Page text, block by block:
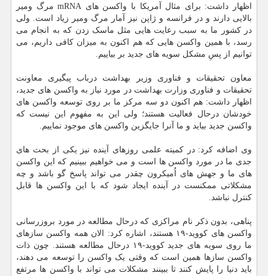
اظهار داشت: برای مثال آمریکا با واکسن های mRNA مرگ ومیر
بالایی دارند و در فرانسه و ژاپن نیز آمار مرگ ومیر زیاد است. ولی
در کشور ما به سبب رعایت هایی مثل ماسک زدن که به انجام می
رسد، با همین واکسن هایی که هم اکنون به میزان کافی داریم، می
توانیم از پسِ مشکل سویه های جدید بر بیاییم.
معاون تحقیقات و فناوری وزیر بهداشت درباب پیگیری معاونت
تحقیقات و فناوری وزارت بهداشت در مورد نیاز به واکسن های جدید،
اظهار داشت: هم اکنون دو سه مرکز ما بر روی توسعه واکسن های
خودشان درحال فعالیت هستند؛ ولی این به مفهوم این نیست که
واکسن جدید بیاید و ما آنرا جایگزین واکسن های موجود نماییم.
وی اضافه کرد: در کمیته علمی روزهای آینده نیز یکی از بحث های
جدی ما در مورد واکسن ها است و می خواهیم ببینیم که این واکسن
های ما و جهش های اُمیکرون چقدر می تواند پاسخ گو باشد و چه
مشکلاتی ممکنست در آینده ایجاد شود که با این واکسن ها قابل
کنترل نباشد.
پناهی، بدون ذکر نام مراکزی که درحال مطالعه در مورد بروزرسانی
واکسن های کووید-۱۹ هستند، اشاره کرد: الان همه واکسن سازهای
ما روی سویه های جدید کووید-۱۹ درحال مطالعه هستند. چون ذات
واکسن سازها همین است که وقتی یک واکسن را توسعه می دهند،
باید دنیا را پایش کنند تا ببینند مشکلات می تواند با واکسن ها مرتفع